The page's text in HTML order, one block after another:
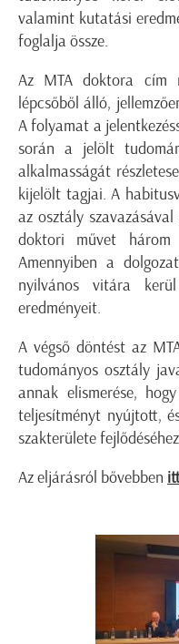
valamint kutatási
foglalja össze.
Az MTA doktora cím
lépcsőből álló,
A folyamat a
során a jelölt
alkalmasságát
kijelölt tagjai. A
az osztály
doktori művet
Amennyiben a
nyilvános vitára
eredményeit.
A végső döntést az
tudományos osztály
annak elismerése,
teljesítményt nyújtott,
szakterülete
Az eljárásról bővebben